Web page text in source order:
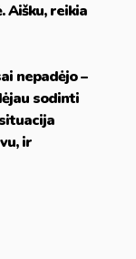
Aišku, reikia
nepadėjo –
sodinti
ir